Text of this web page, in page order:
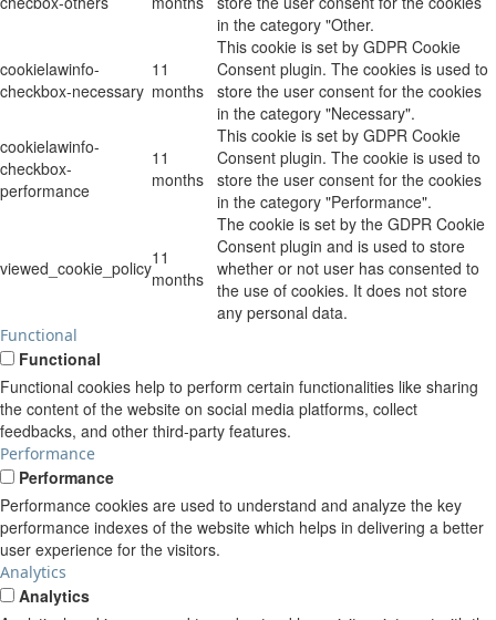
in the category "Other.
cookielawinfo-
checkbox-necessary
11
months
This cookie is set by GDPR Cookie
Consent plugin. The cookies is used to
store the user consent for the cookies
in the category "Necessary".
cookielawinfo-
checkbox-
performance
11
months
This cookie is set by GDPR Cookie
Consent plugin. The cookie is used to
store the user consent for the cookies
in the category "Performance".
viewed_cookie_policy11
months
The cookie is set by the GDPR Cookie
Consent plugin and is used to store
whether or not user has consented to
the use of cookies. It does not store
any personal data.
Functional
Functional
Functional cookies help to perform certain functionalities like sharing
the content of the website on social media platforms, collect
feedbacks, and other third-party features.
Performance
Performance
Performance cookies are used to understand and analyze the key
performance indexes of the website which helps in delivering a better
user experience for the visitors.
Analytics
Analytics